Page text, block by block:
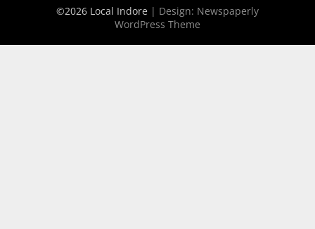
©2026 Local Indore | Design: Newspaperly
WordPress Theme